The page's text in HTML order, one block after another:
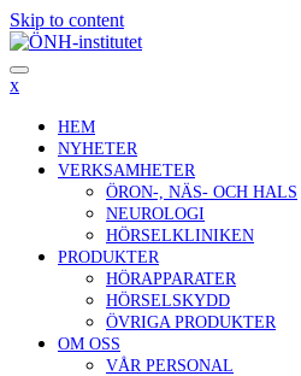
Skip to content
x
HEM
NYHETER
VERKSAMHETER
ÖRON-, NÄS- OCH HALS
NEUROLOGI
HÖRSELKLINIKEN
PRODUKTER
HÖRAPPARATER
HÖRSELSKYDD
ÖVRIGA PRODUKTER
OM OSS
VÅR PERSONAL